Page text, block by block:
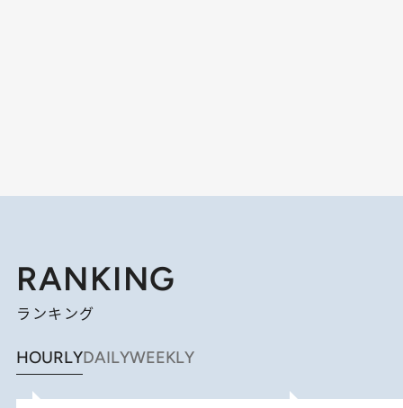
RANKING
ランキング
HOURLYDAILYWEEKLY